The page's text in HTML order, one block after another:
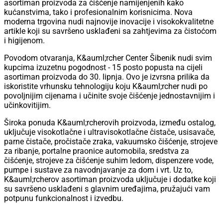
asortiman proizvoda za čišćenje namijenjenih kako
kućanstvima, tako i profesionalnim korisnicima. Nova
moderna trgovina nudi najnovije inovacije i visokokvalitetne
artikle koji su savršeno usklađeni sa zahtjevima za čistoćom
i higijenom.
Povodom otvaranja, K&auml;rcher Center Šibenik nudi svim
kupcima izuzetnu pogodnost - 15 posto popusta na cijeli
asortiman proizvoda do 30. lipnja. Ovo je izvrsna prilika da
iskoristite vrhunsku tehnologiju koju K&auml;rcher nudi po
povoljnijim cijenama i učinite svoje čišćenje jednostavnijim i
učinkovitijim.
Široka ponuda K&auml;rcherovih proizvoda, između ostalog,
uključuje visokotlačne i ultravisokotlačne čistače, usisavače,
parne čistače, pročistače zraka, vakuumsko čišćenje, strojeve
za ribanje, portalne praonice automobila, sredstva za
čišćenje, strojeve za čišćenje suhim ledom, dispenzere vode,
pumpe i sustave za navodnjavanje za dom i vrt. Uz to,
K&auml;rcherov asortiman proizvoda uključuje i dodatke koji
su savršeno usklađeni s glavnim uređajima, pružajući vam
potpunu funkcionalnost i izvedbu.